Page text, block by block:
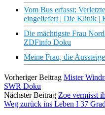
Vom Bus erfasst:
eingeliefert | Die Klinik |
Die mächtigste Frau
ZDFinfo Doku
Meine Frau, die
Vorheriger Beitrag Mister
SWR Doku
Nächster Beitrag Zoe vermisst
Weg zurück ins Leben I 37 Grad